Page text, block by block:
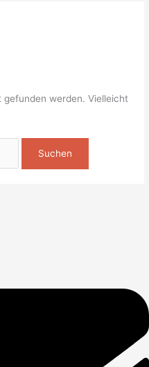
werden. Vielleicht